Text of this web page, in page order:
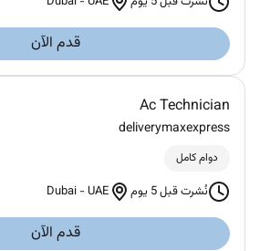
قدم الآن
Ac Technician
deliverymaxexpress
دوام كامل
نُشرت قبل 5 يوم Dubai -UAE
قدم الآن